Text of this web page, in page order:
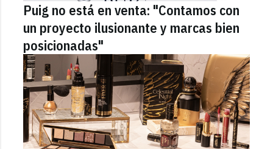
Puig no está en venta: "Contamos con
un proyecto ilusionante y marcas bien
posicionadas"